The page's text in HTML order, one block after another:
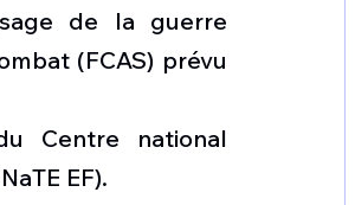
de la guerre
(FCAS) prévu
Centre national
EF).